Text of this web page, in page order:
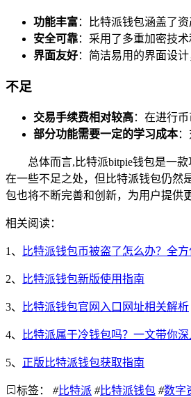
功能丰富：比特派钱包涵盖了
安全可靠：采用了多重加密技
界面友好：简洁易用的界面设
不足
交易手续费相对较高：在进行
部分功能需要一定的学习成本：
总体而言,比特派bitpie钱包是一
在一些不足之处，但比特派钱包仍然
包也将不断完善和创新，为用户提供
相关阅读：
1、 比特派钱包币被盗了怎么办？全
2、 比特派钱包新版使用指南
3、 比特派钱包官网入口网址相关解析
4、 比特派属于冷钱包吗？一文带你
5、 正版比特派钱包获取指南
标签： #比特派 #比特派钱包 #数字